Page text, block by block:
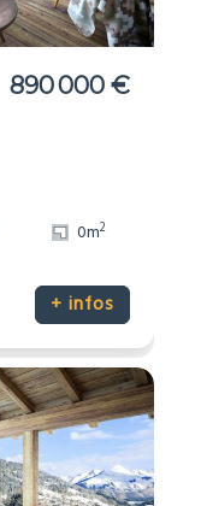
890 000 €
0m2
+ infos